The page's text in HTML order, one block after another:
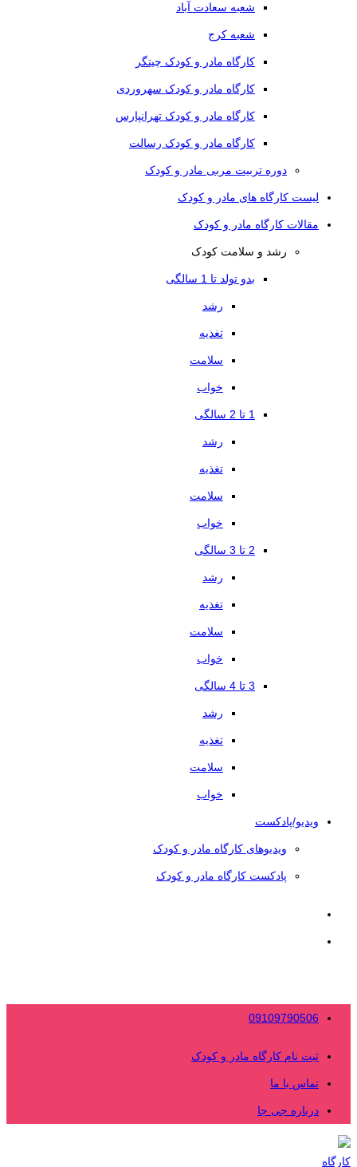
شعبه سعادت آباد
شعبه کرج
کارگاه مادر و کودک چیتگر
کارگاه مادر و کودک سهروردی
کارگاه مادر و کودک تهرانپارس
کارگاه مادر و کودک رسالت
دوره تربیت مربی مادر و کودک
لیست کارگاه های مادر و کودک
مقالات کارگاه مادر و کودک
رشد و سلامت کودک
بدو تولد تا 1 سالگی
رشد
تغذیه
سلامت
خواب
1 تا 2 سالگی
رشد
تغذیه
سلامت
خواب
2 تا 3 سالگی
رشد
تغذیه
سلامت
خواب
3 تا 4 سالگی
رشد
تغذیه
سلامت
خواب
ویدیو/پادکست
ویدیوهای کارگاه مادر و کودک
پادکست کارگاه مادر و کودک
09109790506
ثبت نام کارگاه مادر و کودک
تماس با ما
درباره جی جا